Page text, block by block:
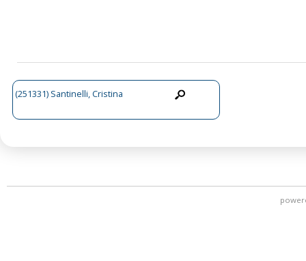
(251331) Santinelli, Cristina